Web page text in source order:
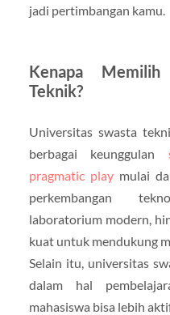
jadi pertimbangan kamu.
Kenapa
Teknik?
Universitas swasta
berbagai keunggulan
pragmatic playmulai
perkembangan
laboratorium modern,
kuat untuk mendukung
Selain itu, universitas
dalam hal
mahasiswa bisa lebih